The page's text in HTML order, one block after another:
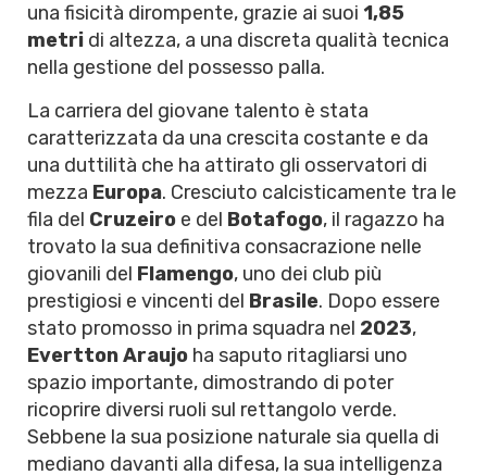
una fisicità dirompente, grazie ai suoi 1,85
metri di altezza, a una discreta qualità tecnica
nella gestione del possesso palla.
La carriera del giovane talento è stata
caratterizzata da una crescita costante e da
una duttilità che ha attirato gli osservatori di
mezza Europa. Cresciuto calcisticamente tra le
fila del Cruzeiro e del Botafogo, il ragazzo ha
trovato la sua definitiva consacrazione nelle
giovanili del Flamengo, uno dei club più
prestigiosi e vincenti del Brasile. Dopo essere
stato promosso in prima squadra nel 2023,
Evertton Araujo ha saputo ritagliarsi uno
spazio importante, dimostrando di poter
ricoprire diversi ruoli sul rettangolo verde.
Sebbene la sua posizione naturale sia quella di
mediano davanti alla difesa, la sua intelligenza